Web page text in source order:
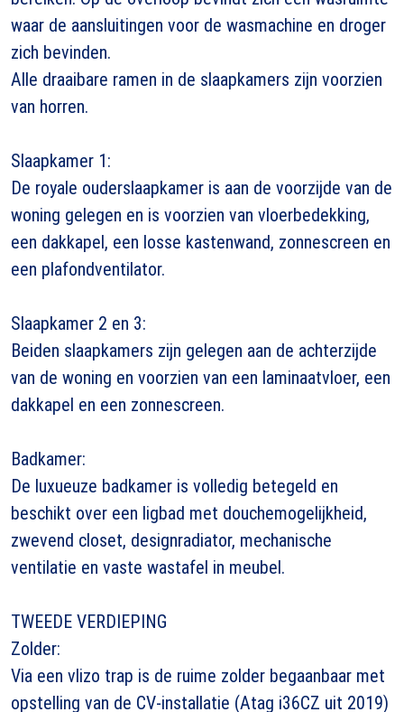
waar de aansluitingen voor de wasmachine en droger
zich bevinden.
Alle draaibare ramen in de slaapkamers zijn voorzien
van horren.
Slaapkamer 1:
De royale ouderslaapkamer is aan de voorzijde van de
woning gelegen en is voorzien van vloerbedekking,
een dakkapel, een losse kastenwand, zonnescreen en
een plafondventilator.
Slaapkamer 2 en 3:
Beiden slaapkamers zijn gelegen aan de achterzijde
van de woning en voorzien van een laminaatvloer, een
dakkapel en een zonnescreen.
Badkamer:
De luxueuze badkamer is volledig betegeld en
beschikt over een ligbad met douchemogelijkheid,
zwevend closet, designradiator, mechanische
ventilatie en vaste wastafel in meubel.
TWEEDE VERDIEPING
Zolder:
Via een vlizo trap is de ruime zolder begaanbaar met
opstelling van de CV-installatie (Atag i36CZ uit 2019)